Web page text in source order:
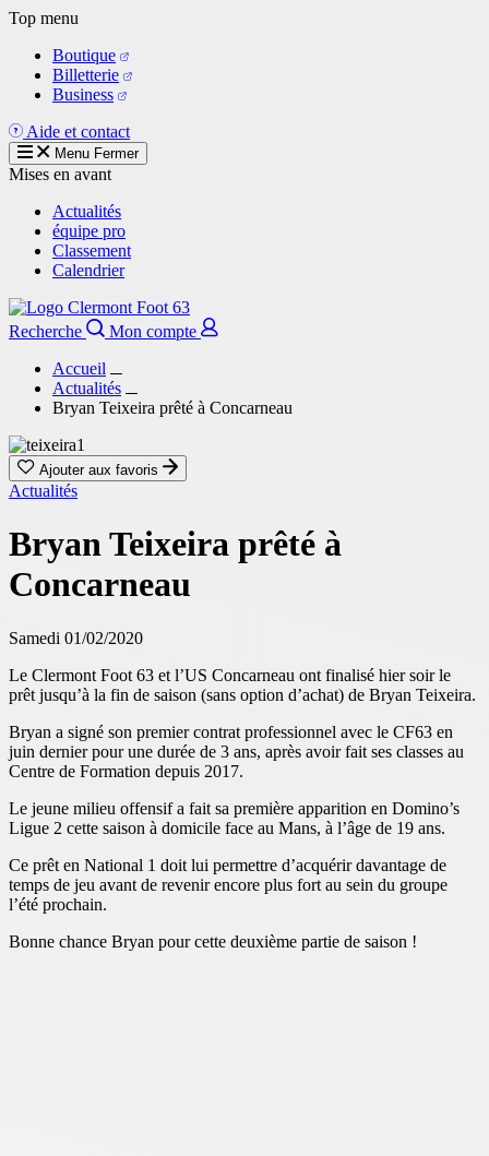
Aller
contenu
principal
Top menu
Boutique
Billetterie
Business
Aide et contact
Menu Fermer
Mises en avant
Actualités
équipe pro
Classement
Calendrier
Recherche
Mon compte
Accueil
Actualités
Bryan Teixeira prêté à Concarneau
Ajouter aux favoris
Actualités
Bryan Teixeira prêté à
Concarneau
Samedi 01/02/2020
Le Clermont Foot 63 et l’US Concarneau ont finalisé hier soir le
prêt jusqu’à la fin de saison (sans option d’achat) de Bryan Teixeira.
Bryan a signé son premier contrat professionnel avec le CF63 en
juin dernier pour une durée de 3 ans, après avoir fait ses classes au
Centre de Formation depuis 2017.
Le jeune milieu offensif a fait sa première apparition en Domino’s
Ligue 2 cette saison à domicile face au Mans, à l’âge de 19 ans.
Ce prêt en National 1 doit lui permettre d’acquérir davantage de
temps de jeu avant de revenir encore plus fort au sein du groupe
l’été prochain.
Bonne chance Bryan pour cette deuxième partie de saison !